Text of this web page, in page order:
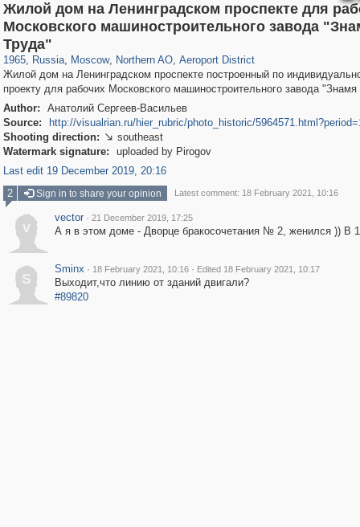
Жилой дом на Ленинградском проспекте для
Московского машиностроительного завода
Труда"
1965, Russia, Moscow
319,780
, Northern AO, Aeroport District
Жилой дом на Ленинградском проспекте построенный по
проекту для рабочих Московского машиностроительного завода
Author:
Анатолий Сергеев-Васильев
Source:
http://visualrian.ru/hier_rubric/photo_historic/
Shooting direction:  southeast
Watermark signature:
uploaded by Pirogov
Last edit 19 December 2019, 20:16
2
Sign in to share your opinion Latest comment: 18 February 2021, 10:16
v
vector · 21 December 2019, 17:25
А я в этом доме - Дворце бракосочетания № 2, женился )) В
S
Sminx · 18 February 2021, 10:16 · Edited 18 February 2021, 10:17
Выходит,что линию от зданий двигали?
#89820